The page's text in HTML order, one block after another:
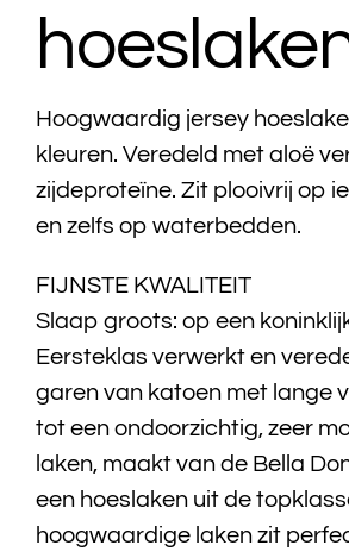
Topmatrassen
Dekbedden
Kussens
Badtextiel
Hoogwaardig jersey
kleuren. Veredeld met aloë
zijdeproteïne. Zit plooivrij op
en zelfs op waterbedden.
FIJNSTE KWALITEIT
Slaap groots: op een
Eersteklas verwerkt en
garen van katoen met lange
tot een ondoorzichtig, zeer
laken, maakt van de Bella
een hoeslaken uit de
hoogwaardige laken zit